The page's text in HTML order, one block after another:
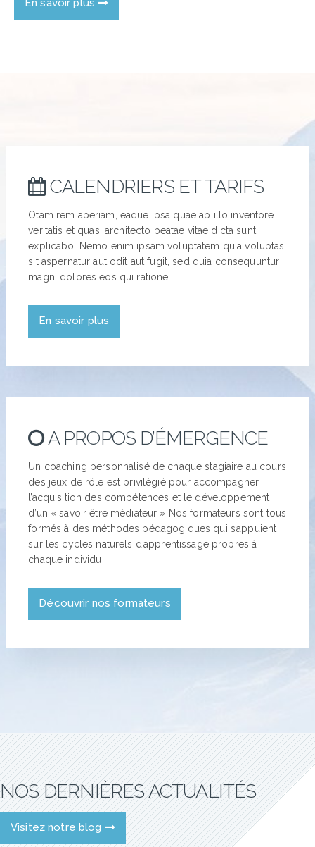
En savoir plus
CALENDRIERS ET TARIFS
Otam rem aperiam, eaque ipsa quae ab illo inventore
veritatis et quasi architecto beatae vitae dicta sunt
explicabo. Nemo enim ipsam voluptatem quia voluptas
sit aspernatur aut odit aut fugit, sed quia consequuntur
magni dolores eos qui ratione
En savoir plus
A PROPOS D’ÉMERGENCE
Un coaching personnalisé de chaque stagiaire au cours
des jeux de rôle est privilégié pour accompagner
l’acquisition des compétences et le développement
d’un « savoir être médiateur » Nos formateurs sont tous
formés à des méthodes pédagogiques qui s’appuient
sur les cycles naturels d’apprentissage propres à
chaque individu
Découvrir nos formateurs
NOS DERNIÈRES ACTUALITÉS
Visitez notre blog